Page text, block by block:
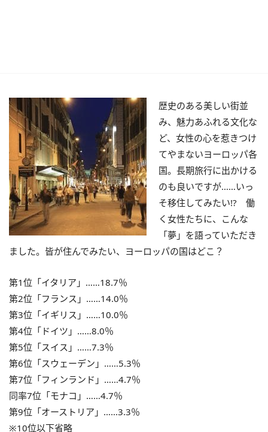
歴史のある美しい街並
み、魅力あふれる文化な
ど、女性の心を惹きつけ
てやまないヨーロッパ各
国。長期旅行に出かける
のも良いですが……いっ
そ移住してみたい!? 働
く女性たちに、こんな
「夢」を語っていただき
ました。皆が住んでみたい、ヨーロッパの国はどこ？
第1位「イタリア」……18.7％
第2位「フランス」……14.0％
第3位「イギリス」……10.0％
第4位「ドイツ」……8.0％
第5位「スイス」……7.3％
第6位「スウェーデン」……5.3％
第7位「フィンランド」……4.7％
同率7位「モナコ」……4.7％
第9位「オーストリア」……3.3％
※10位以下省略